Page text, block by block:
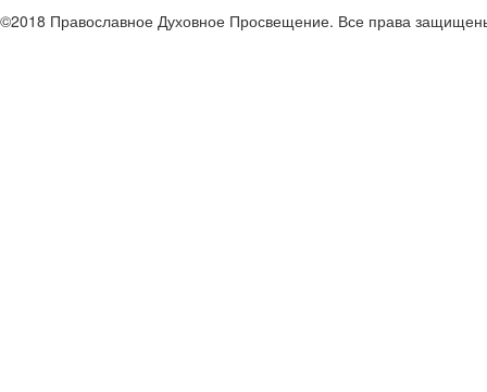
©2018 Православное Духовное Просвещение. Все права